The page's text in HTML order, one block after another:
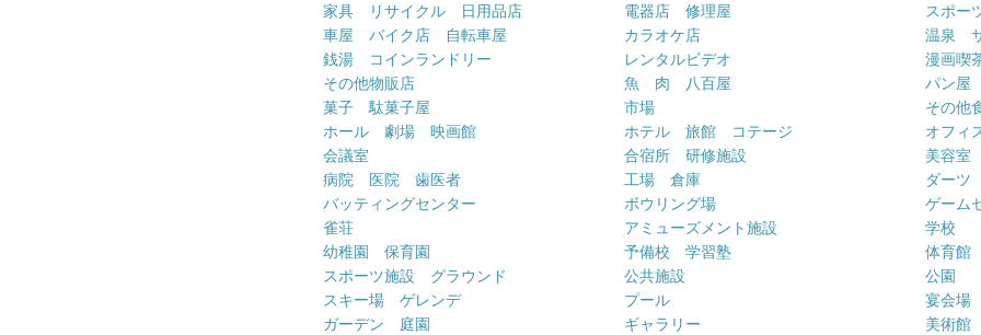
家具 リサイクル 日用品店
電器店 修理屋
スポー
車屋 バイク店 自転車屋
カラオケ店
温泉
銭湯 コインランドリー
レンタルビデオ
漫画喫
その他物販店
魚 肉 八百屋
パン屋
菓子 駄菓子屋
市場
その他
ホール 劇場 映画館
ホテル 旅館 コテージ
オフィ
会議室
合宿所 研修施設
美容室
病院 医院 歯医者
工場 倉庫
ダーツ
バッティングセンター
ボウリング場
ゲーム
雀荘
アミューズメント施設
学校
幼稚園 保育園
予備校 学習塾
体育館
スポーツ施設 グラウンド
公共施設
公園
スキー場 ゲレンデ
プール
宴会場
ガーデン 庭園
ギャラリー 美術館